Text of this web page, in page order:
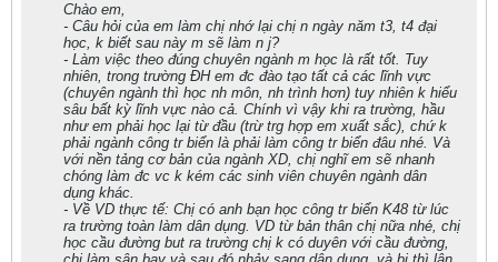
Chào em,
- Câu hỏi của em làm chị nhớ lại chị n ngày năm t3, t4 đại
học, k biết sau này m sẽ làm n j?
- Làm việc theo đúng chuyên ngành m học là rất tốt. Tuy
nhiên, trong trường ĐH em đc đào tạo tất cả các lĩnh vực
(chuyên ngành thì học nh môn, nh trình hơn) tuy nhiên k hiểu
sâu bất kỳ lĩnh vực nào cả. Chính vì vậy khi ra trường, hầu
như em phải học lại từ đầu (trừ trg hợp em xuất sắc), chứ k
phải ngành công tr biển là phải làm công tr biển đâu nhé. Và
với nền tảng cơ bản của ngành XD, chị nghĩ em sẽ nhanh
chóng làm đc vc k kém các sinh viên chuyên ngành dân
dụng khác.
- Về VD thực tế: Chị có anh bạn học công tr biển K48 từ lúc
ra trường toàn làm dân dụng. VD từ bản thân chị nữa nhé, chị
học cầu đường but ra trường chị k có duyên với cầu đường,